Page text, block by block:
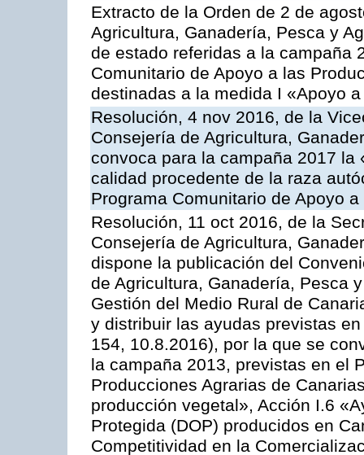
Extracto de la Orden de 2 de
Agricultura, Ganadería, Pesca y
de estado referidas a la campaña
Comunitario de Apoyo a las
destinadas a la medida I «Apoyo
Resolución, 4 nov 2016, de la
Consejería de Agricultura,
convoca para la campaña 2017
calidad procedente de la raza
Programa Comunitario de Apoyo
Resolución, 11 oct 2016, de la
Consejería de Agricultura,
dispone la publicación del
de Agricultura, Ganadería, Pesca
Gestión del Medio Rural de
y distribuir las ayudas previstas
154, 10.8.2016), por la que se
la campaña 2013, previstas en el
Producciones Agrarias de
producción vegetal», Acción I.6
Protegida (DOP) producidos en
Competitividad en la